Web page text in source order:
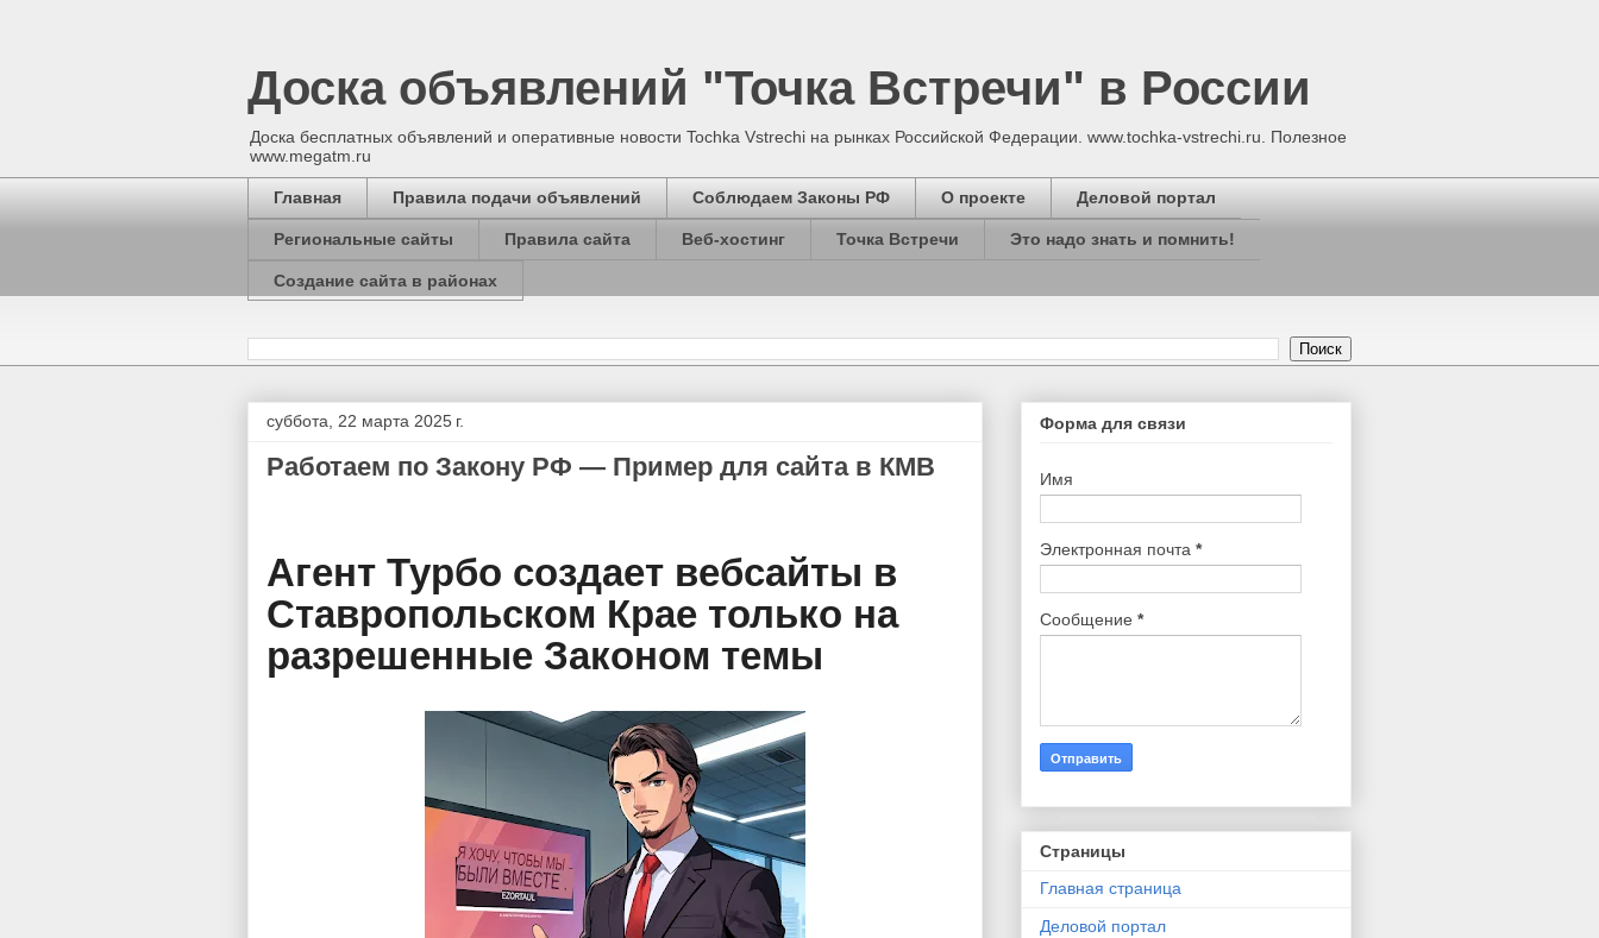
Доска объявлений "Точка Встречи" в России
Доска бесплатных объявлений и оперативные новости Tochka Vstrechi на рынках Российской Федерации. www.tochka-vstrechi.ru. Полезное
www.megatm.ru
Главная Правила подачи объявлений Соблюдаем Законы РФ О проекте Деловой портал
Региональные сайты Правила сайта Веб-хостинг Точка Встречи Это надо знать и помнить!
Создание сайта в районах
суббота, 22 марта 2025 г.
Работаем по Закону РФ — Пример для сайта в КМВ
Агент Турбо создает вебсайты в
Ставропольском Крае только на
разрешенные Законом темы
Форма для связи
Имя
Электронная почта *
Сообщение *
Страницы
Главная страница
Деловой портал